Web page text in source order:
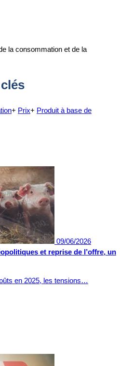
la consommation et de la
+ Prix+ Produit à base de
09/06/2026
et reprise de l’offre, un
en 2025, les tensions…